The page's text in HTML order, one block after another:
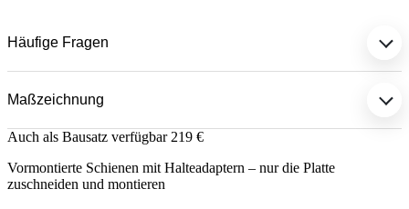
Häufige Fragen
Maßzeichnung
Auch als Bausatz verfügbar 219 €
Vormontierte Schienen mit Halteadaptern – nur die Platte
zuschneiden und montieren